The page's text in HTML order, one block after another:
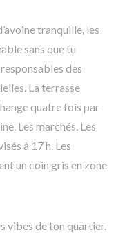
tranquille, les
sans que tu
des
La terrasse
quatre fois par
Les marchés. Les
à 17 h. Les
un coin gris en zone
vibes de ton quartier.